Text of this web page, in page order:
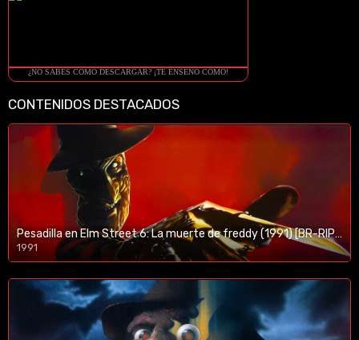
¿NO SABES COMO DESCARGAR? ¡TE ENSEÑO COMO!
CONTENIDOS DESTACADOS
Pesadilla en Elm Street 6: La muerte de freddy (1991) [BR-RIP] [HD-1080p]
1991